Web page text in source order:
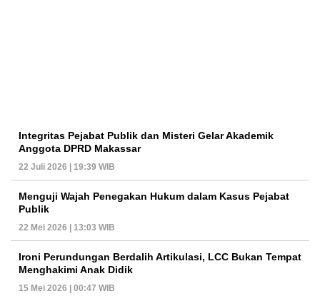
Integritas Pejabat Publik dan Misteri Gelar Akademik
Anggota DPRD Makassar
22 Juli 2026 | 19:39 WIB
Menguji Wajah Penegakan Hukum dalam Kasus Pejabat
Publik
22 Mei 2026 | 13:03 WIB
Ironi Perundungan Berdalih Artikulasi, LCC Bukan Tempat
Menghakimi Anak Didik
15 Mei 2026 | 00:47 WIB